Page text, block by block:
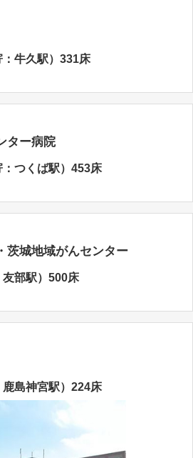
牛久駅）331床
ター病院
つくば駅）453床
茨城地域がんセンター
部駅）500床
島神宮駅）224床